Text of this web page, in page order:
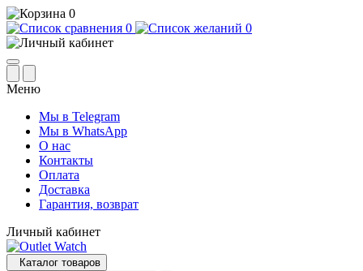
0
0
0
Меню
Мы в Telegram
Мы в WhatsApp
О нас
Контакты
Оплата
Доставка
Гарантия, возврат
Личный кабинет
Каталог товаров